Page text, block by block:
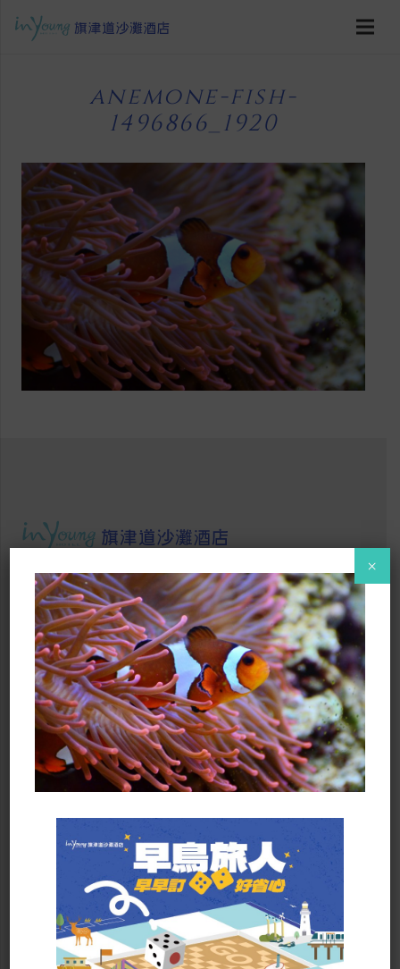
anemone-fish-
1496866_1920
．以道載旅 道道精彩．
高雄市旗津區旗津三路1050號3樓
訂房專線：07-5721818 #820
傳真：07-5721199
fo@inyounghotel.com.tw
×